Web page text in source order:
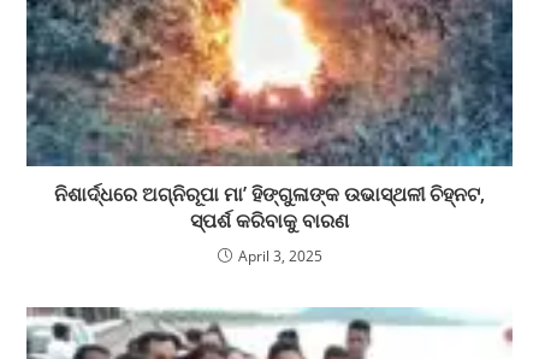
ନିଶାର୍ଦ୍ଧରେ ଅଗ୍ନିରୂପା ମା’ ହିଙ୍ଗୁଳାଙ୍କ ଉଭାସ୍ଥଳୀ ଚିହ୍ନଟ,
ସ୍ପର୍ଶ କରିବାକୁ ବାରଣ
April 3, 2025